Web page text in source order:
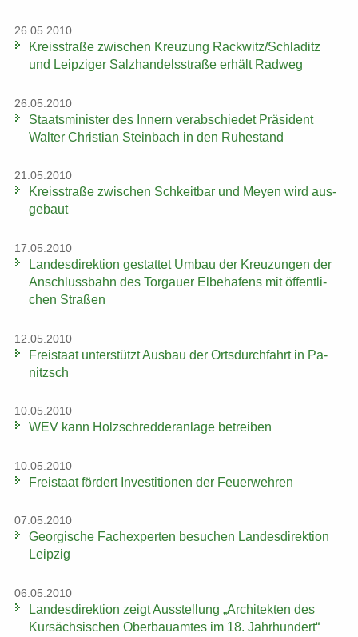
26.05.2010
Kreis­stra­ße zwi­schen Kreu­zung Rack­witz/Schla­ditz
und Leip­zi­ger Salz­han­dels­stra­ße er­hält Rad­weg
26.05.2010
Staats­mi­nis­ter des In­nern ver­ab­schie­det Prä­si­dent
Wal­ter Chris­ti­an Stein­bach in den Ru­he­stand
21.05.2010
Kreis­stra­ße zwi­schen Schkeit­bar und Meyen wird aus­
ge­baut
17.05.2010
Lan­des­di­rek­ti­on ge­stat­tet Umbau der Kreu­zun­gen der
An­schluss­bahn des Tor­gau­er El­be­ha­fens mit öf­fent­li­
chen Stra­ßen
12.05.2010
Frei­staat un­ter­stützt Aus­bau der Orts­durch­fahrt in Pa­
nitzsch
10.05.2010
WEV kann Holz­schred­de­r­an­la­ge be­trei­ben
10.05.2010
Frei­staat för­dert In­ves­ti­tio­nen der Feu­er­weh­ren
07.05.2010
Ge­or­gi­sche Fach­ex­per­ten be­su­chen Lan­des­di­rek­ti­on
Leip­zig
06.05.2010
Lan­des­di­rek­ti­on zeigt Aus­stel­lung „Ar­chi­tek­ten des
Kur­säch­si­schen Ober­bau­am­tes im 18. Jahr­hun­dert“